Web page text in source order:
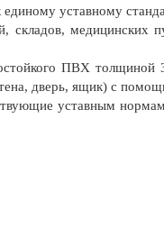
уставному
складов,
ПВХ
дверь, ящик) с
уставным